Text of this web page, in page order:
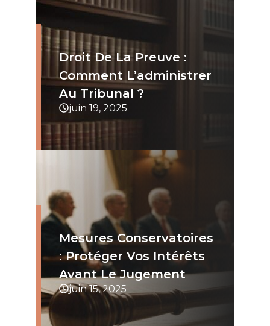
Droit De La Preuve :
Comment L’administrer
Au Tribunal ?
juin 19, 2025
Mesures Conservatoires
: Protéger Vos Intérêts
Avant Le Jugement
juin 15, 2025